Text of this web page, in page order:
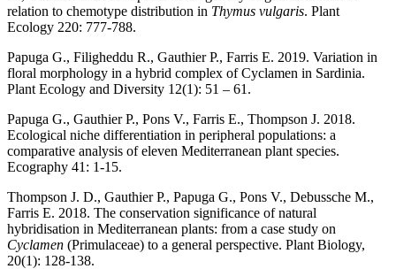
relation to chemotype distribution in Thymus vulgaris. Plant
Ecology 220: 777-788.
Papuga G., Filigheddu R., Gauthier P., Farris E. 2019. Variation in
floral morphology in a hybrid complex of Cyclamen in Sardinia.
Plant Ecology and Diversity 12(1): 51 – 61.
Papuga G., Gauthier P., Pons V., Farris E., Thompson J. 2018.
Ecological niche differentiation in peripheral populations: a
comparative analysis of eleven Mediterranean plant species.
Ecography 41: 1-15.
Thompson J. D., Gauthier P., Papuga G., Pons V., Debussche M.,
Farris E. 2018. The conservation significance of natural
hybridisation in Mediterranean plants: from a case study on
Cyclamen (Primulaceae) to a general perspective. Plant Biology,
20(1): 128-138.